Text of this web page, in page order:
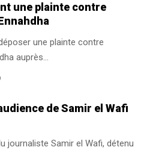
une plainte contre
une plainte contre
auprès…
de Samir el Wafi
journaliste Samir el Wafi, détenu